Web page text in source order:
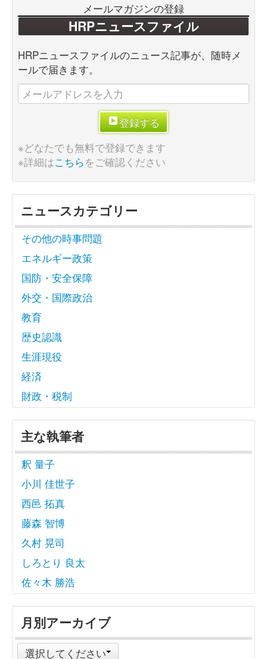
メールマガジンの登録
HRPニュースファイル
HRPニュースファイルのニュース記事が、随時メ
ールで届きます。
登録する
※どなたでも無料で登録できます
※詳細はこちらをご確認ください
ニュースカテゴリー
その他の時事問題
エネルギー政策
国防・安全保障
外交・国際政治
教育
歴史認識
生涯現役
経済
財政・税制
主な執筆者
釈 量子
小川 佳世子
西邑 拓真
藤森 智博
久村 晃司
しろとり 良太
佐々木 勝浩
月別アーカイブ
選択してください